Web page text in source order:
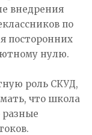
внедрения
по
посторонних
нулю.
роль СКУД,
что школа
разные